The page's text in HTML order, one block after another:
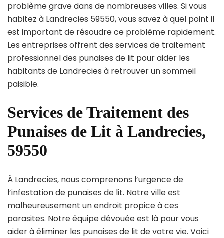
problème grave dans de nombreuses villes. Si vous
habitez à Landrecies 59550, vous savez à quel point il
est important de résoudre ce problème rapidement.
Les entreprises offrent des services de traitement
professionnel des punaises de lit pour aider les
habitants de Landrecies à retrouver un sommeil
paisible.
Services de Traitement des
Punaises de Lit à Landrecies,
59550
À Landrecies, nous comprenons l’urgence de
l’infestation de punaises de lit. Notre ville est
malheureusement un endroit propice à ces
parasites. Notre équipe dévouée est là pour vous
aider à éliminer les punaises de lit de votre vie. Voici